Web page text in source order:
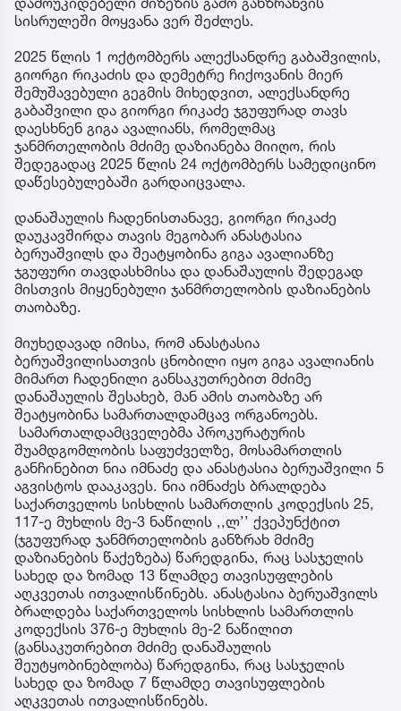
სისრულეში მოყვანა ვერ შეძლეს.
2025 წლის 1 ოქტომბერს ალექსანდრე გაბაშვილის,
გიორგი რიკაძის და დემეტრე ჩიქოვანის მიერ
შემუშავებული გეგმის მიხედვით, ალექსანდრე
გაბაშვილი და გიორგი რიკაძე ჯგუფურად თავს
დაესხნენ გიგა ავალიანს, რომელმაც
ჯანმრთელობის მძიმე დაზიანება მიიღო, რის
შედეგადაც 2025 წლის 24 ოქტომბერს სამედიცინო
დაწესებულებაში გარდაიცვალა.
დანაშაულის ჩადენისთანავე, გიორგი რიკაძე
დაუკავშირდა თავის მეგობარ ანასტასია
ბერუაშვილს და შეატყობინა გიგა ავალიანზე
ჯგუფური თავდასხმისა და დანაშაულის შედეგად
მისთვის მიყენებული ჯანმრთელობის დაზიანების
თაობაზე.
მიუხედავად იმისა, რომ ანასტასია
ბერუაშვილისათვის ცნობილი იყო გიგა ავალიანის
მიმართ ჩადენილი განსაკუთრებით მძიმე
დანაშაულის შესახებ, მან ამის თაობაზე არ
შეატყობინა სამართალდამცავ ორგანოებს.
სამართალდამცველებმა პროკურატურის
შუამდგომლობის საფუძველზე, მოსამართლის
განჩინებით ნია იმნაძე და ანასტასია ბერუაშვილი 5
აგვისტოს დააკავეს. ნია იმნაძეს ბრალდება
საქართველოს სისხლის სამართლის კოდექსის 25,
117-ე მუხლის მე-3 ნაწილის ,,ლ’’ ქვეპუნქტით
(ჯგუფურად ჯანმრთელობის განზრახ მძიმე
დაზიანების წაქეზება) წარედგინა, რაც სასჯელის
სახედ და ზომად 13 წლამდე თავისუფლების
აღკვეთას ითვალისწინებს. ანასტასია ბერუაშვილს
ბრალდება საქართველოს სისხლის სამართლის
კოდექსის 376-ე მუხლის მე-2 ნაწილით
(განსაკუთრებით მძიმე დანაშაულის
შეუტყობინებლობა) წარედგინა, რაც სასჯელის
სახედ და ზომად 7 წლამდე თავისუფლების
აღკვეთას ითვალისწინებს.